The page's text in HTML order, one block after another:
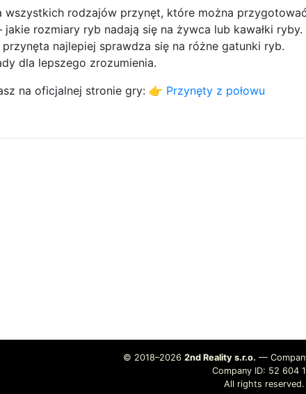
wszystkich rodzajów przynęt, które można
rozmiary ryb nadają się na żywca lub kawałki ryby.
najlepiej sprawdza się na różne gatunki ryb.
dla lepszego zrozumienia.
na oficjalnej stronie gry: 👉 Przynęty z połowu
© 2018–2026 2nd Reality s.r.o. —
Company ID: 52 604
All rights reserved.